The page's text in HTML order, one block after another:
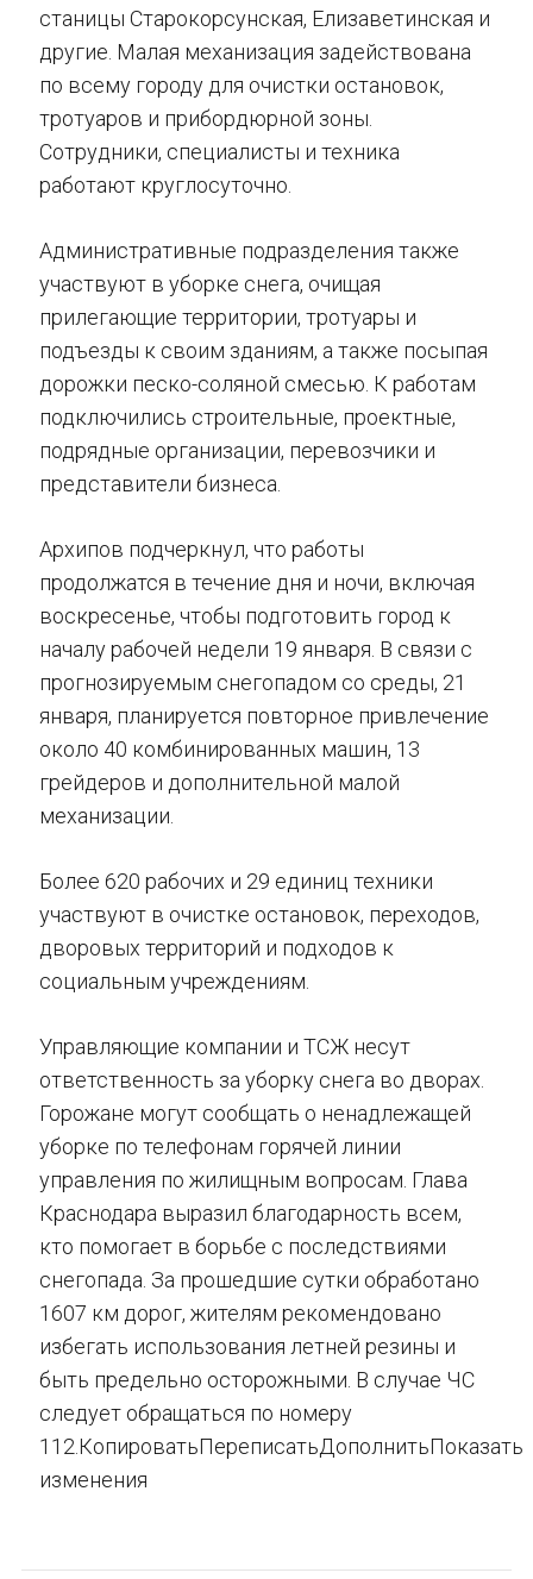
станицы Старокорсунская, Елизаветинская и
другие. Малая механизация задействована
по всему городу для очистки остановок,
тротуаров и прибордюрной зоны.
Сотрудники, специалисты и техника
работают круглосуточно.
Административные подразделения также
участвуют в уборке снега, очищая
прилегающие территории, тротуары и
подъезды к своим зданиям, а также посыпая
дорожки песко-соляной смесью. К работам
подключились строительные, проектные,
подрядные организации, перевозчики и
представители бизнеса.
Архипов подчеркнул, что работы
продолжатся в течение дня и ночи, включая
воскресенье, чтобы подготовить город к
началу рабочей недели 19 января. В связи с
прогнозируемым снегопадом со среды, 21
января, планируется повторное привлечение
около 40 комбинированных машин, 13
грейдеров и дополнительной малой
механизации.
Более 620 рабочих и 29 единиц техники
участвуют в очистке остановок, переходов,
дворовых территорий и подходов к
социальным учреждениям.
Управляющие компании и ТСЖ несут
ответственность за уборку снега во дворах.
Горожане могут сообщать о ненадлежащей
уборке по телефонам горячей линии
управления по жилищным вопросам. Глава
Краснодара выразил благодарность всем,
кто помогает в борьбе с последствиями
снегопада. За прошедшие сутки обработано
1607 км дорог, жителям рекомендовано
избегать использования летней резины и
быть предельно осторожными. В случае ЧС
следует обращаться по номеру
112.КопироватьПереписатьДополнитьПоказать
изменения